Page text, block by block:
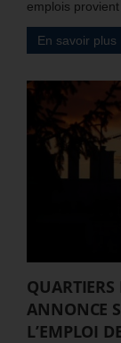
emplois provient
En savoir plus
ANNONCE
L’EMPLOI